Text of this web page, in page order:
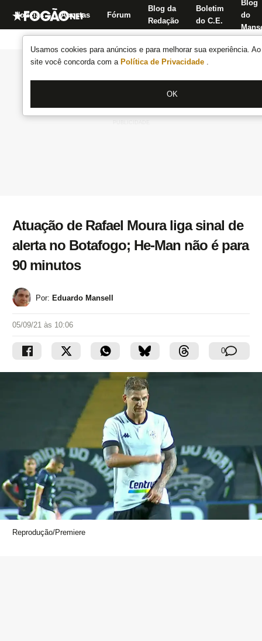
Usamos cookies para anúncios e para melhorar sua experiência.
site você concorda com a Política de Privacidade .
OK
Notícias Apostas Fórum
Blog da
Redação
Boletim
do C.E.
Blog
do
Atuação de Rafael Moura liga sinal de
alerta no Botafogo; He-Man não é para
90 minutos
Por: Eduardo Mansell
05/09/21 às 10:06
0
Reprodução/Premiere